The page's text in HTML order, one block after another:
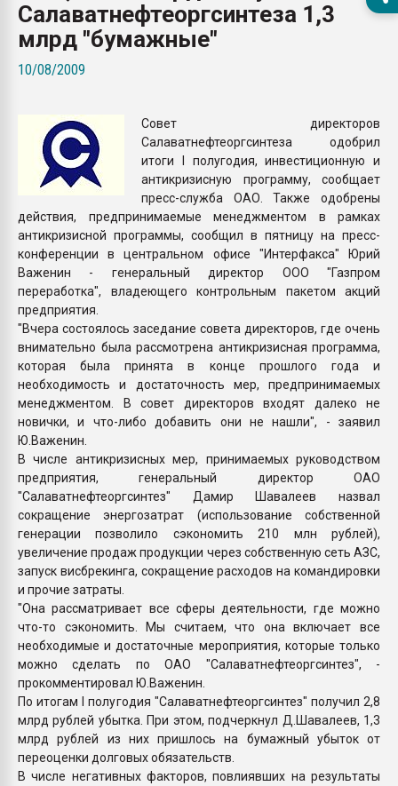
ситуацией на
Салаватнефтеоргсинтеза 1,3
млрд "бумажные"
10/08/2009
Совет директоров
Салаватнефтеоргсинтеза одобрил
итоги I полугодия, инвестиционную и
антикризисную программу, сообщает
пресс-служба ОАО. Также одобрены
действия, предпринимаемые менеджментом в рамках
антикризисной программы, сообщил в пятницу на пресс-
конференции в центральном офисе "Интерфакса" Юрий
Важенин - генеральный директор ООО "Газпром
переработка", владеющего контрольным пакетом акций
предприятия.
"Вчера состоялось заседание совета директоров, где очень
внимательно была рассмотрена антикризисная программа,
которая была принята в конце прошлого года и
необходимость и достаточность мер, предпринимаемых
менеджментом. В совет директоров входят далеко не
новички, и что-либо добавить они не нашли", - заявил
Ю.Важенин.
В числе антикризисных мер, принимаемых руководством
предприятия, генеральный директор ОАО
"Салаватнефтеоргсинтез" Дамир Шавалеев назвал
сокращение энергозатрат (использование собственной
генерации позволило сэкономить 210 млн рублей),
увеличение продаж продукции через собственную сеть АЗС,
запуск висбрекинга, сокращение расходов на командировки
и прочие затраты.
"Она рассматривает все сферы деятельности, где можно
что-то сэкономить. Мы считаем, что она включает все
необходимые и достаточные мероприятия, которые только
можно сделать по ОАО "Салаватнефтеоргсинтез", -
прокомментировал Ю.Важенин.
По итогам I полугодия "Салаватнефтеоргсинтез" получил 2,8
млрд рублей убытка. При этом, подчеркнул Д.Шавалеев, 1,3
млрд рублей из них пришлось на бумажный убыток от
переоценки долговых обязательств.
В числе негативных факторов, повлиявших на результаты